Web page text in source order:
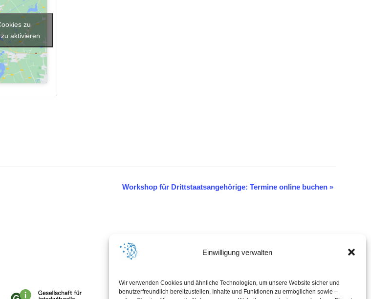
Einwilligung verwalten
Wir verwenden Cookies und ähnliche Technologien, um unsere Website sicher und
benutzerfreundlich bereitzustellen, Inhalte und Funktionen zu ermöglichen sowie –
zu
aktivieren
Workshop für Drittstaatsangehörige: Termine online buchen »
In Kooperation mit